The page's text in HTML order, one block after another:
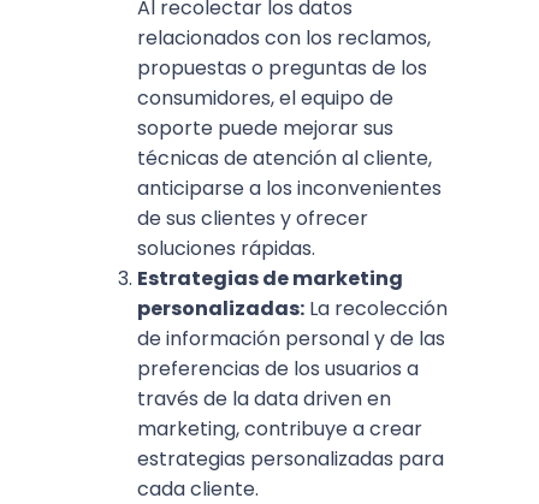
Al recolectar los datos
relacionados con los reclamos,
propuestas o preguntas de los
consumidores, el equipo de
soporte puede mejorar sus
técnicas de atención al cliente,
anticiparse a los inconvenientes
de sus clientes y ofrecer
soluciones rápidas.
Estrategias de marketing
personalizadas: La recolección
de información personal y de las
preferencias de los usuarios a
través de la data driven en
marketing, contribuye a crear
estrategias personalizadas para
cada cliente.